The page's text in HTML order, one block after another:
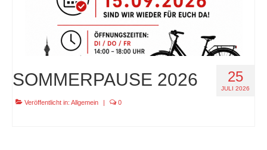
impressum
25
JULI 2026
SOMMERPAUSE 2026
Veröffentlicht in: Allgemein | 0